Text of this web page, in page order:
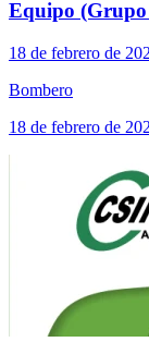
Equipo
18 de febrero de
Bombero
18 de febrero de